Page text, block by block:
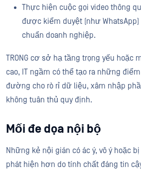
Thực hiện cuộc gọi video thông
được kiểm duyệt (như WhatsApp)
chuẩn doanh nghiệp.
TRONG cơ sở hạ tầng trọng yếu hoặc
cao, IT ngầm có thể tạo ra những
đường cho rò rỉ dữ liệu, xâm nhập
không tuân thủ quy định.
Mối đe dọa nội bộ
Những kẻ nội gián có ác ý, vô ý hoặc
phát hiện hơn do tính chất đáng tin